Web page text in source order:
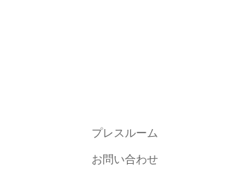
プレスルーム
お問い合わせ